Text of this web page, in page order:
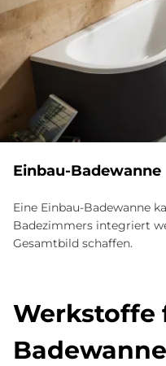
Ein­bau-Ba­de­wan­ne
Eine Einbau-Badewanne
Badezimmers integriert
Gesamtbild schaffen.
Werk­stof­fe